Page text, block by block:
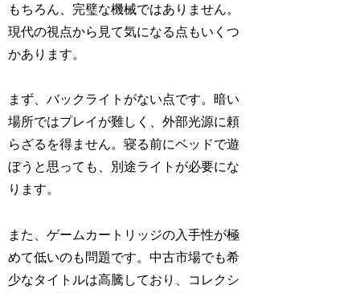
もちろん、完璧な機械ではありません。
現代の視点から見て気になる点もいくつ
かあります。
まず、バックライトがない点です。暗い
場所ではプレイが難しく、外部光源に頼
らざるを得ません。寝る前にベッドで遊
ぼうと思っても、別途ライトが必要にな
ります。
また、ゲームカートリッジの入手性が極
めて低いのも問題です。中古市場でも希
少なタイトルは高騰しており、コレクシ